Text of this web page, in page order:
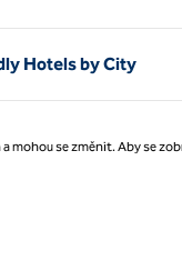
Hotels by City
mohou se změnit. Aby se